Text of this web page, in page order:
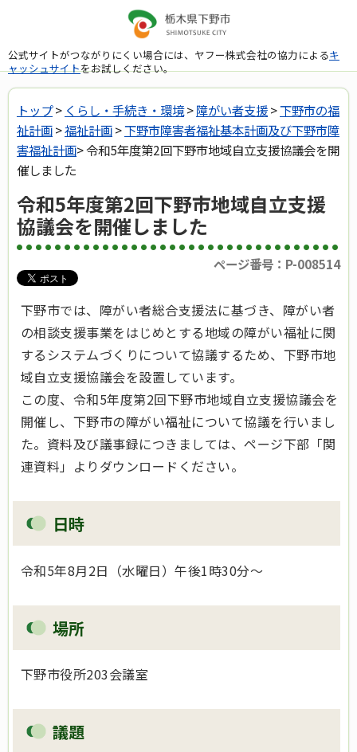
公式サイトがつながりにくい場合には、ヤフー株式会社の協力によるキ
ャッシュサイトをお試しください。
トップ> くらし・手続き・環境>障がい者支援>下野市の福
祉計画>福祉計画>下野市障害者福祉基本計画及び下野市障
害福祉計画> 令和5年度第2回下野市地域自立支援協議会を開
催しました
令和5年度第2回下野市地域自立支援
協議会を開催しました
ページ番号：P-008514
下野市では、障がい者総合支援法に基づき、障がい者
の相談支援事業をはじめとする地域の障がい福祉に関
するシステムづくりについて協議するため、下野市地
域自立支援協議会を設置しています。
この度、令和5年度第2回下野市地域自立支援協議会を
開催し、下野市の障がい福祉について協議を行いまし
た。資料及び議事録につきましては、ページ下部「関
連資料」よりダウンロードください。
日時
令和5年8月2日（水曜日）午後1時30分～
場所
下野市役所203会議室
議題